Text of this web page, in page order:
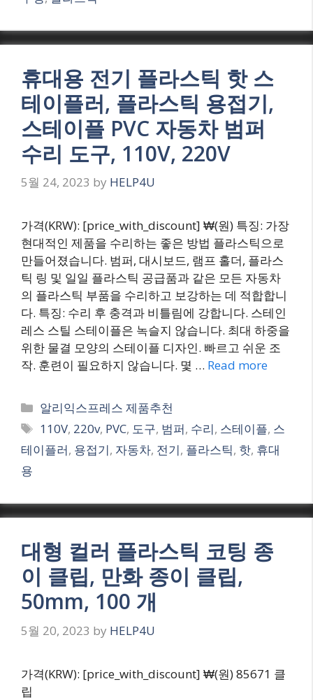
휴대용 전기 플라스틱 핫 스
테이플러, 플라스틱 용접기,
스테이플 PVC 자동차 범퍼
수리 도구, 110V, 220V
5월 24, 2023 by HELP4U
가격(KRW): [price_with_discount] ₩(원) 특징: 가장
현대적인 제품을 수리하는 좋은 방법 플라스틱으로
만들어졌습니다. 범퍼, 대시보드, 램프 홀더, 플라스
틱 링 및 일일 플라스틱 공급품과 같은 모든 자동차
의 플라스틱 부품을 수리하고 보강하는 데 적합합니
다. 특징: 수리 후 충격과 비틀림에 강합니다. 스테인
레스 스틸 스테이플은 녹슬지 않습니다. 최대 하중을
위한 물결 모양의 스테이플 디자인. 빠르고 쉬운 조
작. 훈련이 필요하지 않습니다. 몇 … Read more
Categories
알리익스프레스 제품추천
Tags
110V, 220v, PVC, 도구, 범퍼, 수리, 스테이플, 스
테이플러, 용접기, 자동차, 전기, 플라스틱, 핫, 휴대
용
대형 컬러 플라스틱 코팅 종
이 클립, 만화 종이 클립,
50mm, 100 개
5월 20, 2023 by HELP4U
가격(KRW): [price_with_discount] ₩(원) 85671 클
립